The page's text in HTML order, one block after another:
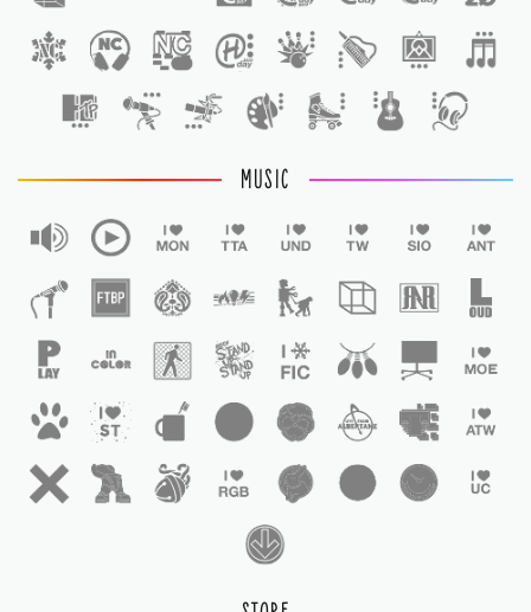
MUSIC